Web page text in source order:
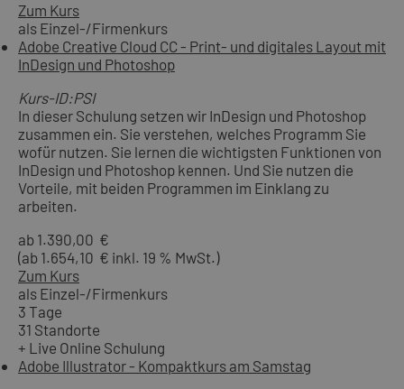
Zum Kurs
als Einzel-/Firmenkurs
Adobe Creative Cloud CC - Print- und digitales Layout mit
InDesign und Photoshop
Kurs-ID:PSI
In dieser Schulung setzen wir InDesign und Photoshop
zusammen ein. Sie verstehen, welches Programm Sie
wofür nutzen. Sie lernen die wichtigsten Funktionen von
InDesign und Photoshop kennen. Und Sie nutzen die
Vorteile, mit beiden Programmen im Einklang zu
arbeiten.
ab 1.390,00 €
(ab 1.654,10 € inkl. 19 % MwSt.)
Zum Kurs
als Einzel-/Firmenkurs
3 Tage
31 Standorte
+ Live Online Schulung
Adobe Illustrator - Kompaktkurs am Samstag